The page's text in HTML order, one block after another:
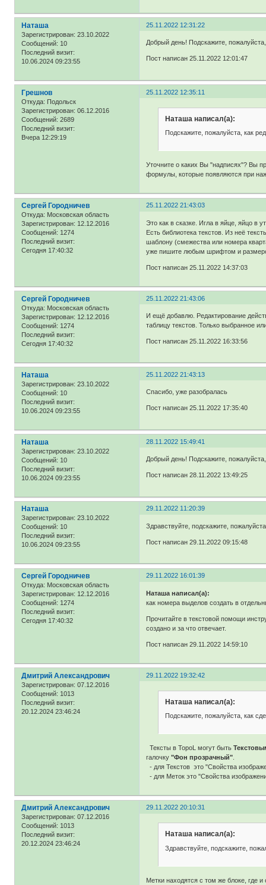
25.11.2022 12:31:22
Наташа
Зарегистрирован: 23.10.2022
Сообщений: 10
Последний визит:
10.06.2024 09:23:55
Добрый день! Подскажите,
Пост написан 25.11.2022 12:01:47
25.11.2022 12:35:11
Грешнов
Откуда: Подольск
Зарегистрирован: 06.12.2016
Сообщений: 2689
Последний визит:
Вчера 12:29:19
Наташа написал(а):
Подскажите, пожалуйста, как
Уточните о каких Вы "надписях"? Вы
формулы, которые появляются при
25.11.2022 21:43:03
Сергей Городничев
Откуда: Московская область
Зарегистрирован: 12.12.2016
Сообщений: 1274
Последний визит:
Сегодня 17:40:32
Это как в сказке. Игла в яйце, яйцо в
Есть библиотека текстов. Из неё
шаблону (смежества или номера
уже пишите любым шрифтом и
Пост написан 25.11.2022 14:37:03
25.11.2022 21:43:06
Сергей Городничев
Откуда: Московская область
Зарегистрирован: 12.12.2016
Сообщений: 1274
Последний визит:
Сегодня 17:40:32
И ещё добавлю. Редактирование
таблицу текстов. Только выбранное
Пост написан 25.11.2022 16:33:56
25.11.2022 21:43:13
Наташа
Зарегистрирован: 23.10.2022
Сообщений: 10
Последний визит:
10.06.2024 09:23:55
Спасибо, уже разобралась
Пост написан 25.11.2022 17:35:40
28.11.2022 15:49:41
Наташа
Зарегистрирован: 23.10.2022
Сообщений: 10
Последний визит:
10.06.2024 09:23:55
Добрый день! Подскажите,
Пост написан 28.11.2022 13:49:25
29.11.2022 11:20:39
Наташа
Зарегистрирован: 23.10.2022
Сообщений: 10
Последний визит:
10.06.2024 09:23:55
Здравствуйте, подскажите,
Пост написан 29.11.2022 09:15:48
29.11.2022 16:01:39
Сергей Городничев
Откуда: Московская область
Зарегистрирован: 12.12.2016
Сообщений: 1274
Последний визит:
Сегодня 17:40:32
Наташа написал(а):
как номера выделов создать в
Прочитайте в текстовой помощи
создано и за что отвечает.
Пост написан 29.11.2022 14:59:10
29.11.2022 19:32:42
Дмитрий Александрович
Зарегистрирован: 07.12.2016
Сообщений: 1013
Последний визит:
20.12.2024 23:46:24
Наташа написал(а):
Подскажите, пожалуйста, как
Тексты в TopoL могут быть
галочку"Фон прозрачный".
- для Текстов это "Свойства
- для Меток это "Свойства
29.11.2022 20:10:31
Дмитрий Александрович
Зарегистрирован: 07.12.2016
Сообщений: 1013
Последний визит:
20.12.2024 23:46:24
Наташа написал(а):
Здравствуйте, подскажите,
Метки находятся с том же блоке, где